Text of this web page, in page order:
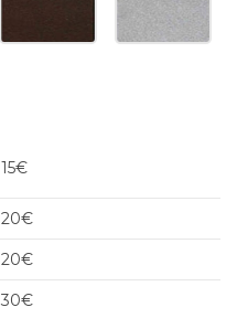
15€
20€
20€
30€